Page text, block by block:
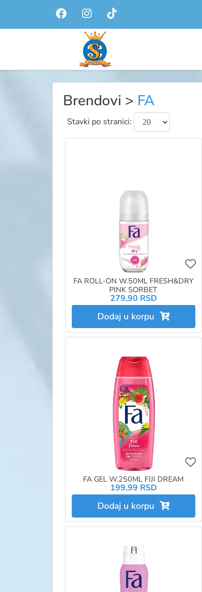
Brendovi > FA
Stavki po stranici:
FA ROLL-ON W.50ML FRESH&DRY
PINK SORBET
279,90 RSD
Dodaj u korpu
FA GEL W.250ML FIJI DREAM
199,99 RSD
Dodaj u korpu